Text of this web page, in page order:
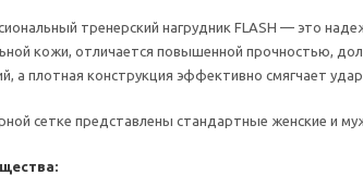
тренерский нагрудник FLASH — это
кожи, отличается повышенной прочностью,
а плотная конструкция эффективно смягчает
сетке представлены стандартные женские и